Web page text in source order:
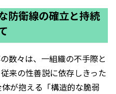
防衛線の確立と持続
数々は、一組織の不手際と
来の性善説に依存しきった
が抱える「構造的な脆弱